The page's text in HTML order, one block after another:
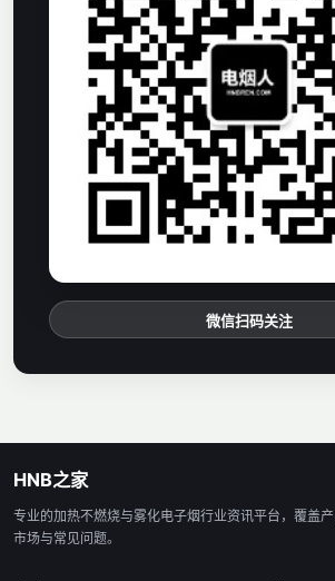
微信扫码关注
HNB之家
专业的加热不燃烧与雾化电子烟行业资讯平台，覆盖
市场与常见问题。